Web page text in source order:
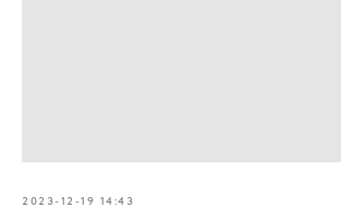
2023-12-19 14:43